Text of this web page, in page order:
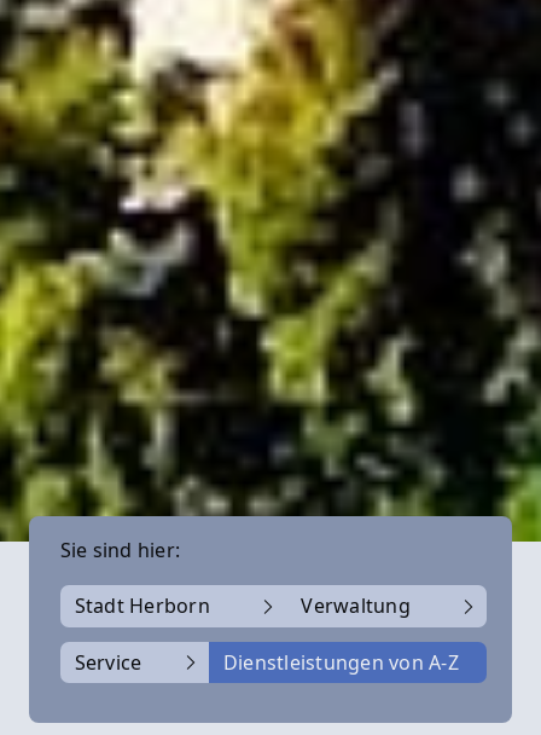
Sie sind hier:
Stadt Herborn Verwaltung
Service Dienstleistungen von A-Z